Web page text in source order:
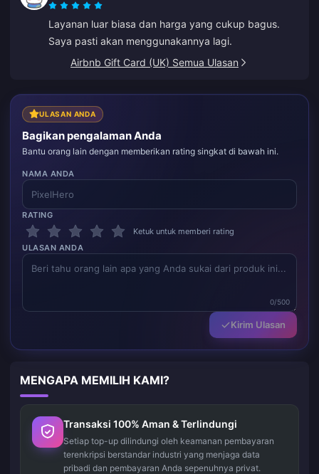
Layanan luar biasa dan harga yang cukup bagus.
Saya pasti akan menggunakannya lagi.
Airbnb Gift Card (UK) Semua Ulasan
ULASAN ANDA
Bagikan pengalaman Anda
Bantu orang lain dengan memberikan rating singkat di bawah ini.
NAMA ANDA
RATING
Ketuk untuk memberi rating
ULASAN ANDA
0/500
Kirim Ulasan
MENGAPA MEMILIH KAMI?
Transaksi 100% Aman & Terlindungi
Setiap top-up dilindungi oleh keamanan pembayaran
terenkripsi berstandar industri yang menjaga data
pribadi dan pembayaran Anda sepenuhnya privat.